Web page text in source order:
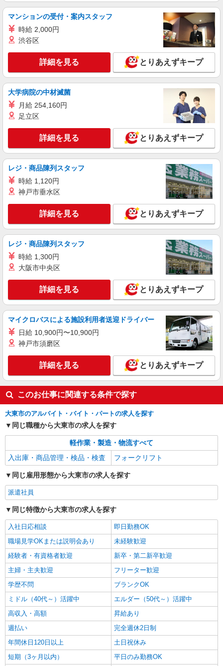
派遣社員
株式会社テクノ・サービス/お仕事No/0855636
大阪府大東市 ＊バイク通勤OK
キープ 詳細を見る
派遣社員
株式会社テクノ・サービス/お仕事No/0919036
時給1250円交通費全額支給
大阪府大東市 ＊バイク通勤OK
キープ 詳細を見る
マンションの受付・案内スタッフ
時給 2,000円
渋谷区
詳細を見る とりあえずキープ
大学病院の中材滅菌
月給 254,160円
足立区
詳細を見る とりあえずキープ
レジ・商品陳列スタッフ
時給 1,120円
神戸市垂水区
詳細を見る とりあえずキープ
レジ・商品陳列スタッフ
時給 1,300円
大阪市中央区
詳細を見る とりあえずキープ
マイクロバスによる施設利用者送迎ドライバー
日給 10,900円〜10,900円
神戸市須磨区
詳細を見る とりあえずキープ
このお仕事に関連する条件で探す
大東市のアルバイト・バイト・パートの求人を探す
同じ職種から大東市の求人を探す
軽作業・製造・物流すべて
入出庫・商品管理・検品・検査
フォークリフト
同じ雇用形態から大東市の求人を探す
派遣社員
同じ特徴から大東市の求人を探す
入社日応相談
即日勤務OK
職場見学OKまたは説明会あり
未経験歓迎
経験者・有資格者歓迎
新卒・第二新卒歓迎
主婦・主夫歓迎
フリーター歓迎
学歴不問
ブランクOK
ミドル（40代～）活躍中
エルダー（50代～）活躍中
高収入・高額
昇給あり
週払い
完全週休2日制
年間休日120日以上
土日祝休み
短期（3ヶ月以内）
平日のみ勤務OK